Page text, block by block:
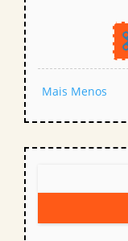
Mais Menos